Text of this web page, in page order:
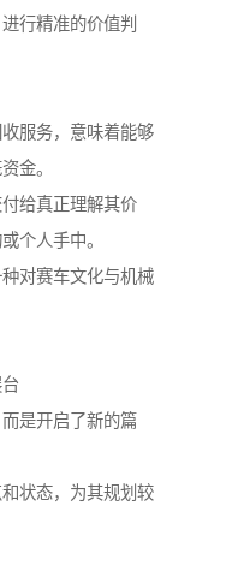
行精准的价值判
服务，意味着能够
金。
给真正理解其价
个人手中。
对赛车文化与机械
是开启了新的篇
状态，为其规划较